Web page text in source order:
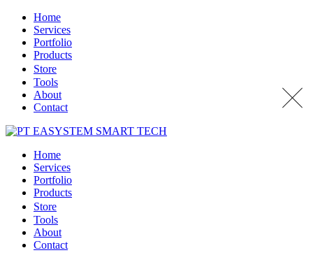
Home
Services
Portfolio
Products
Store
Tools
About
Contact
Home
Services
Portfolio
Products
Store
Tools
About
Contact